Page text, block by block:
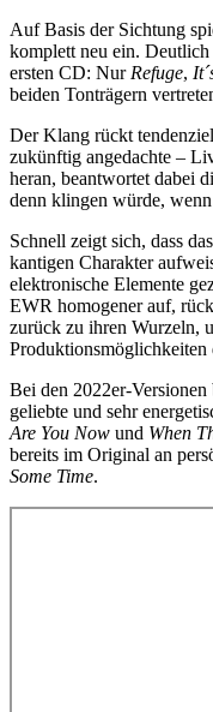
Auf Basis der Sichtung
komplett neu ein.
ersten CD: Nur Refuge,
beiden Tonträgern
Der Klang rückt
zukünftig angedachte –
heran, beantwortet dabei
denn klingen würde,
Schnell zeigt sich, dass
kantigen Charakter
elektronische Elemente
EWR homogener auf,
zurück zu ihren Wurzeln,
Produktionsmöglichkeiten
Bei den 2022er-Versionen
geliebte und sehr
Are You Now und When
bereits im Original an
Some Time.